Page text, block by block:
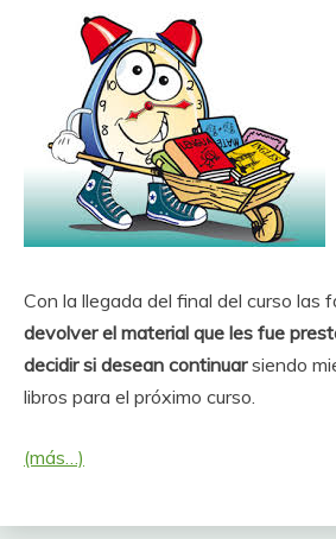
Con la llegada del final del curso las
devolver el material que les fue
decidir si desean continuarsiendo
libros para el próximo curso.
(más…)